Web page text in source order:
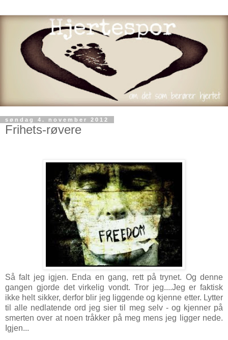
søndag 4. november 2012
Frihets-røvere
Så falt jeg igjen. Enda en gang, rett på trynet. Og denne
gangen gjorde det virkelig vondt. Tror jeg....Jeg er faktisk
ikke helt sikker, derfor blir jeg liggende og kjenne etter. Lytter
til alle nedlatende ord jeg sier til meg selv - og kjenner på
smerten over at noen tråkker på meg mens jeg ligger nede.
Igjen...